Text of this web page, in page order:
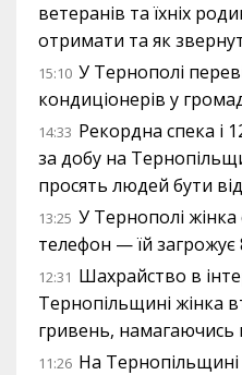
ветеранів та їхніх
отримати та як
15:10 У Тернополі
кондиціонерів у
14:33 Рекордна спека і
за добу на
просять людей бути
13:25 У Тернополі жінка
телефон — їй
12:31 Шахрайство в
Тернопільщині жінка
гривень, намагаючись
11:26 На